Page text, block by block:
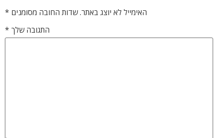
האימייל לא יוצג באתר.שדות החובה מסומנים *
התגובה שלך *